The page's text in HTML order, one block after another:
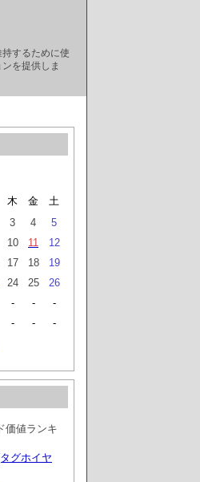
するために使
を提供しま
木 金
土
3 4
5
10 11
12
17 18
19
24 25
26
- -
-
- -
-
価値ランキ
グホイヤ